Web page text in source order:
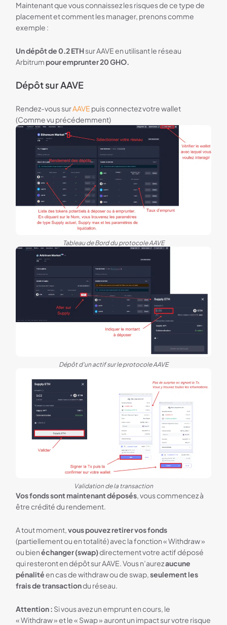
Maintenant que vous connaissez les risques de ce type de
placement et comment les manager, prenons comme
exemple :
Un dépôt de 0.2 ETHsur AAVE en utilisant le réseau
Arbitrum pour emprunter 20 GHO.
Dépôt sur AAVE
Rendez-vous surAAVE puis connectez votre wallet
(Comme vu précédemment)
Tableau de Bord du protocole AAVE
Dépôt d'un actif sur le protocole AAVE
Validation de la transaction
Vos fonds sont maintenant déposés, vous commencez à
être crédité du rendement.
A tout moment,vous pouvez retirer vos fonds
(partiellement ou en totalité) avec la fonction « Withdraw »
ou bienéchanger (swap)directement votre actif déposé
qui resteront en dépôt sur AAVE. Vous n’aurezaucune
pénalitéen cas de withdraw ou de swap,seulement les
frais de transactiondu réseau.
Attention : Si vous avez un emprunt en cours, le
« Withdraw » et le « Swap » auront un impact sur votre risque